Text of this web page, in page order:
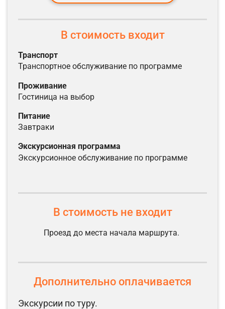
В стоимость входит
транспорт
транспортное обслуживание по программе
проживание
гостиница на выбор
питание
завтраки
экскурсионная программа
экскурсионное обслуживание по программе
В стоимость не входит
Проезд до места начала маршрута.
Дополнительно оплачивается
Экскурсии по туру.